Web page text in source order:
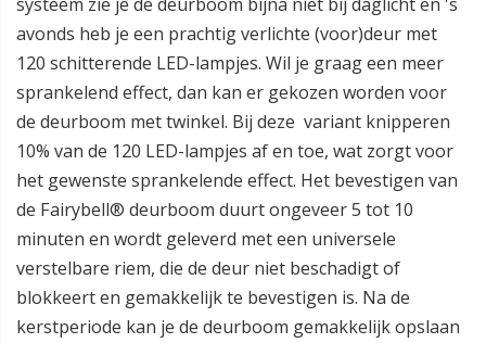
avonds heb je een prachtig verlichte (voor)deur met
120 schitterende LED-lampjes. Wil je graag een meer
sprankelend effect, dan kan er gekozen worden voor
de deurboom met twinkel. Bij deze variant knipperen
10% van de 120 LED-lampjes af en toe, wat zorgt voor
het gewenste sprankelende effect. Het bevestigen van
de Fairybell® deurboom duurt ongeveer 5 tot 10
minuten en wordt geleverd met een universele
verstelbare riem, die de deur niet beschadigt of
blokkeert en gemakkelijk te bevestigen is. Na de
kerstperiode kan je de deurboom gemakkelijk opslaan